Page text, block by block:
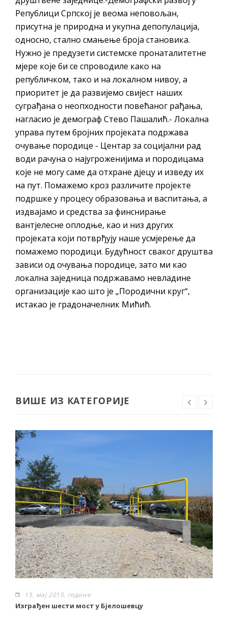
Републици Српској је веома неповољан,
присутна је природна и укупна депопулација,
односно, стално смањење броја становика.
Нужно је предузети системске пронаталитетне
мјере које би се спроводиле како на
републичком, тако и на локалном нивоу, а
приоритет је да развијемо свијест наших
суграђана о неопходности повећаног рађања,
нагласио је демограф Стево Пашалић.- Локална
управа путем бројних пројеката подржава
очување породице - Центар за социјални рад
води рачуна о најугроженијима и породицама
које не могу саме да отхране дјецу и изведу их
на пут. Помажемо кроз различите пројекте
подршке у процесу образовања и васпитања, а
издвајамо и средства за финснирање
вантјелесне оплодње, као и низ других
пројеката који потврђују наше усмјерење да
помажемо породици. Будућност сваког друштва
зависи од очувања породице, зато ми као
локална заједница подржавамо невладине
организације као што је „Породични круг“,
истакао је градоначелник Мићић.
ВИШЕ ИЗ КАТЕГОРИЈЕ
15. мај 2015. године
Изграђен шести мост у Бјелошевцу